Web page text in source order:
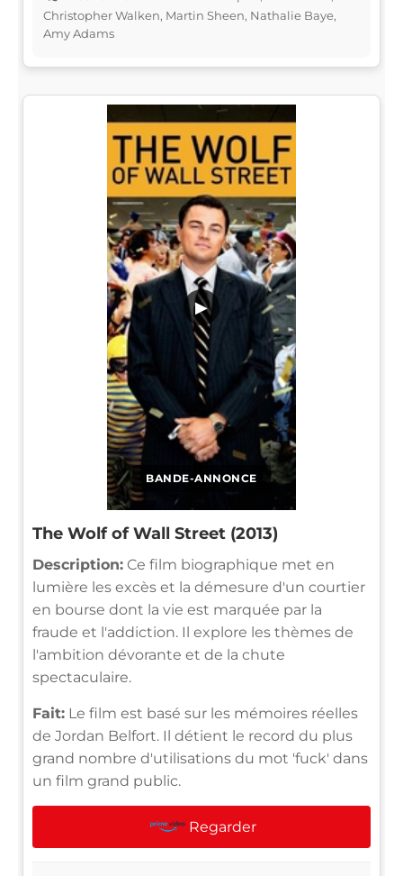
Christopher Walken, Martin Sheen, Nathalie Baye,
Amy Adams
BANDE-ANNONCE
▶
The Wolf of Wall Street (2013)
Description: Ce film biographique met en
lumière les excès et la démesure d'un courtier
en bourse dont la vie est marquée par la
fraude et l'addiction. Il explore les thèmes de
l'ambition dévorante et de la chute
spectaculaire.
Fait: Le film est basé sur les mémoires réelles
de Jordan Belfort. Il détient le record du plus
grand nombre d'utilisations du mot 'fuck' dans
un film grand public.
Regarder